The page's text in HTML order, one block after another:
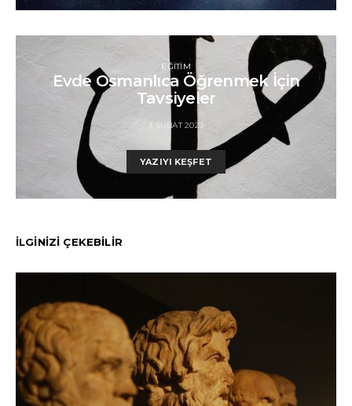
EĞITIM
Evde Osmanlıca Öğrenmek İçin
Tavsiyeler
3 ŞUBAT 2023
YAZIYI KEŞFET
İLGİNİZİ ÇEKEBİLİR